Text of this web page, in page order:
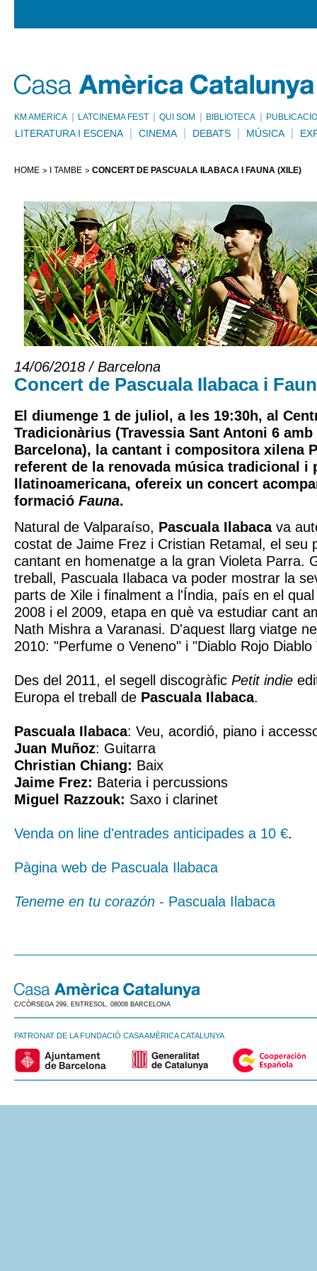
KM AMÈRICA LATCINEMA FEST QUI SOM BIBLIOTECA
LITERATURA I ESCENA CINEMA DEBATS MÚSICA
HOME I TAMBÉ CONCERT DE PASCUALA ILABACA I FAUNA (XILE)
14/06/2018 / Barcelona
Concert de Pascuala Ilabaca i
El diumenge 1 de juliol, a les 19:30h, al
Tradicionàrius (Travessia Sant Antoni 6 amb
Barcelona), la cantant i compositora xilena
referent de la renovada música tradicional i
llatinoamericana, ofereix un concert
formació Fauna.
Natural de Valparaíso, Pascuala Ilabacava
costat de Jaime Frez i Cristian Retamal, el seu
cantant en homenatge a la gran Violeta Parra.
treball, Pascuala Ilabaca va poder mostrar la
parts de Xile i finalment a l'Índia, país en el
2008 i el 2009, etapa en què va estudiar cant
Nath Mishra a Varanasi. D'aquest llarg viatge
2010: "Perfume o Veneno" i "Diablo Rojo Diablo
Des del 2011, el segell discogràfic Petit indie
Europa el treball de Pascuala Ilabaca.
Pascuala Ilabaca: Veu, acordió, piano i
Juan Muñoz: Guitarra
Christian Chiang: Baix
Jaime Frez: Bateria i percussions
Miguel Razzouk: Saxo i clarinet
Venda on line d'entrades anticipades a 10 €.
Pàgina web de Pascuala Ilabaca
Teneme en tu corazón - Pascuala Ilabaca
C/CÒRSEGA 299, ENTRESOL. 08008 BARCELONA
PATRONAT DE LA FUNDACIÓ CASA AMÈRICA CATALUNYA